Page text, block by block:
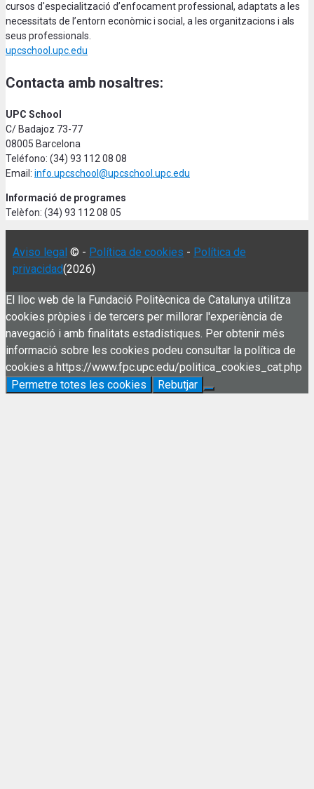
cursos d'especialització d’enfocament professional, adaptats a les
necessitats de l’entorn econòmic i social, a les organitzacions i als
seus professionals.
upcschool.upc.edu
Contacta amb nosaltres:
UPC School
C/ Badajoz 73-77
08005 Barcelona
Teléfono: (34) 93 112 08 08
Email: info.upcschool@upcschool.upc.edu
Informació de programes
Telèfon: (34) 93 112 08 05
Aviso legal © - Política de cookies - Política de
privacidad(2026)
El lloc web de la Fundació Politècnica de Catalunya utilitza
cookies pròpies i de tercers per millorar l'experiència de
navegació i amb finalitats estadístiques. Per obtenir més
informació sobre les cookies podeu consultar la política de
cookies a https://www.fpc.upc.edu/politica_cookies_cat.php
Permetre totes les cookies
Rebutjar